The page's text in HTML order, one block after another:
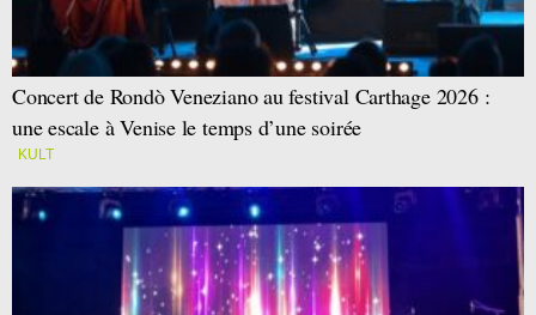
Concert de Rondò Veneziano au festival Carthage 2026 :
une escale à Venise le temps d’une soirée
KULT